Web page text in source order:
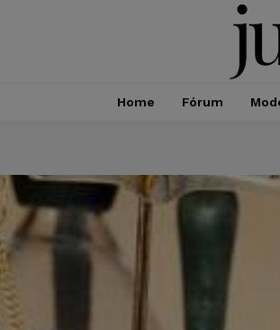
Home Fórum